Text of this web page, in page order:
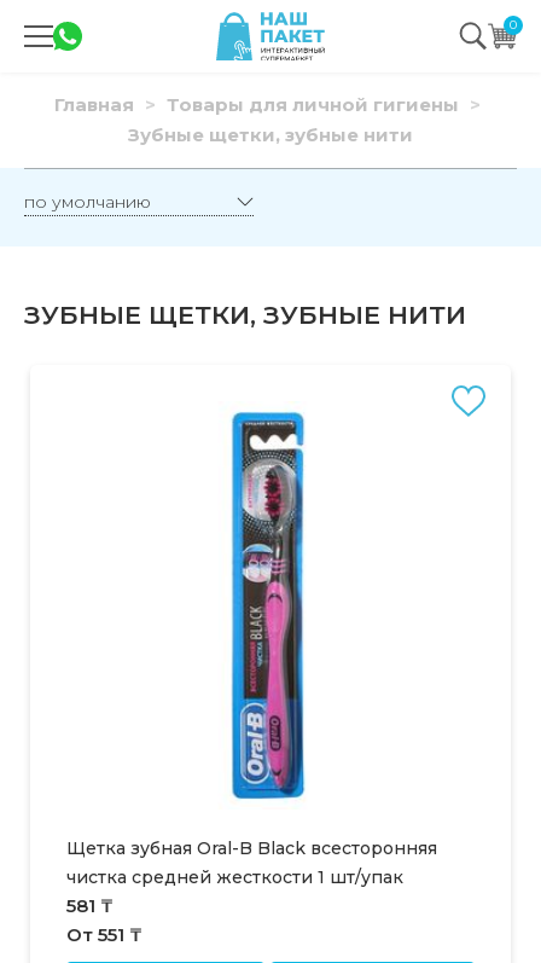
0
Главная
Товары для личной гигиены
Зубные щетки, зубные нити
ЗУБНЫЕ ЩЕТКИ, ЗУБНЫЕ НИТИ
Щетка зубная Oral-B Black всесторонняя
чистка средней жесткости 1 шт/упак
581 ₸
От 551 ₸